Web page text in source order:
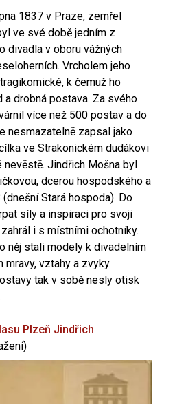
1837 v Praze, zemřel
ve své době jedním z
divadla v oboru vážných
Vrcholem jeho
k čemuž ho
drobná postava. Za svého
více než 500 postav a do
nesmazatelně zapsal jako
ve Strakonickém dudákovi
Jindřich Mošna byl
dcerou hospodského a
Stará hospoda). Do
síly a inspiraci pro svoji
i s místními ochotníky.
něj stali modely k divadelním
vztahy a zvyky.
tak v sobě nesly otisk
Plzeň Jindřich